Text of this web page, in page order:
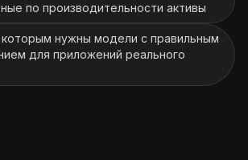
по производительности активы
нужны модели с правильным
для приложений реального